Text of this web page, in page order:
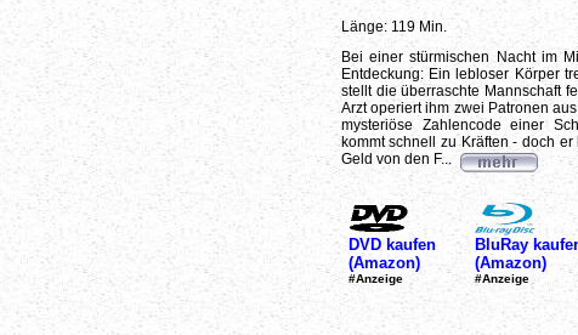
Länge: 119 Min.
Bei einer stürmischen Nacht im
Entdeckung: Ein lebloser Körper
stellt die überraschte Mannschaft
Arzt operiert ihm zwei Patronen
mysteriöse Zahlencode einer
kommt schnell zu Kräften - doch
Geld von den F...
DVD kaufen
(Amazon)
#Anzeige
BluRay
(Amazon)
#Anzeige